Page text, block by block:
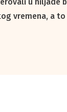
vremena, a to